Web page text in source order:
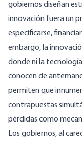
gobiernos diseñan
innovación fuera un
especificarse,
embargo, la
donde ni la
conocen de
permiten que
contrapuestas
pérdidas como
Los gobiernos, al